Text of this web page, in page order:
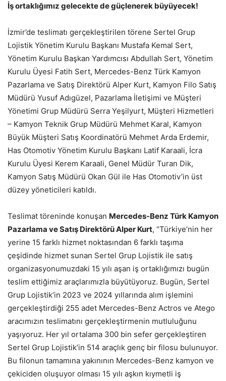
İş ortaklığımız gelecekte de güçlenerek büyüyecek!
İzmir’de teslimatı gerçekleştirilen törene Sertel Grup
Lojistik Yönetim Kurulu Başkanı Mustafa Kemal Sert,
Yönetim Kurulu Başkan Yardımcısı Abdullah Sert, Yönetim
Kurulu Üyesi Fatih Sert, Mercedes-Benz Türk Kamyon
Pazarlama ve Satış Direktörü Alper Kurt, Kamyon Filo Satış
Müdürü Yusuf Adıgüzel, Pazarlama İletişimi ve Müşteri
Yönetimi Grup Müdürü Serra Yeşilyurt, Müşteri Hizmetleri
– Kamyon Teknik Grup Müdürü Mehmet Karal, Kamyon
Büyük Müşteri Satış Koordinatörü Mehmet Arda Erdemir,
Has Otomotiv Yönetim Kurulu Başkanı Latif Karaali, İcra
Kurulu Üyesi Kerem Karaali, Genel Müdür Turan Dik,
Kamyon Satış Müdürü Okan Gül ile Has Otomotiv’in üst
düzey yöneticileri katıldı.
Teslimat töreninde konuşan Mercedes-Benz Türk Kamyon
Pazarlama ve Satış Direktörü Alper Kurt, “Türkiye’nin her
yerine 15 farklı hizmet noktasından 6 farklı taşıma
çeşidinde hizmet sunan Sertel Grup Lojistik ile satış
organizasyonumuzdaki 15 yılı aşan iş ortaklığımızı bugün
teslim ettiğimiz araçlarımızla büyütüyoruz. Bugün, Sertel
Grup Lojistik’in 2023 ve 2024 yıllarında alım işlemini
gerçekleştirdiği 255 adet Mercedes-Benz Actros ve Atego
aracımızın teslimatını gerçekleştirmenin mutluluğunu
yaşıyoruz. Her yıl ortalama 300 bin sefer gerçekleştiren
Sertel Grup Lojistik’in 514 araçlık genç bir filosu bulunuyor.
Bu filonun tamamına yakınının Mercedes-Benz kamyon ve
çekiciden oluşuyor olması 15 yılı aşkın kıymetli iş